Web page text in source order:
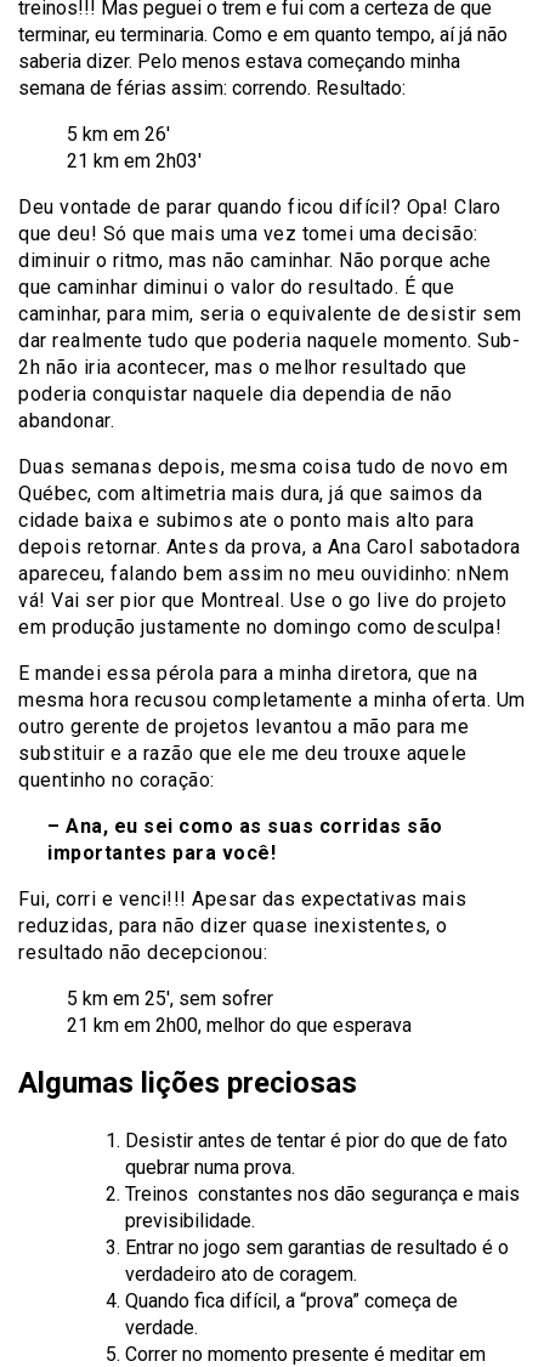
treinos!!! Mas peguei o trem e fui com a certeza de que
terminar, eu terminaria. Como e em quanto tempo, aí já não
saberia dizer. Pelo menos estava começando minha
semana de férias assim: correndo. Resultado:
5 km em 26′
21 km em 2h03′
Deu vontade de parar quando ficou difícil? Opa! Claro
que deu! Só que mais uma vez tomei uma decisão:
diminuir o ritmo, mas não caminhar. Não porque ache
que caminhar diminui o valor do resultado. É que
caminhar, para mim, seria o equivalente de desistir sem
dar realmente tudo que poderia naquele momento. Sub-
2h não iria acontecer, mas o melhor resultado que
poderia conquistar naquele dia dependia de não
abandonar.
Duas semanas depois, mesma coisa tudo de novo em
Québec, com altimetria mais dura, já que saimos da
cidade baixa e subimos ate o ponto mais alto para
depois retornar. Antes da prova, a Ana Carol sabotadora
apareceu, falando bem assim no meu ouvidinho: nNem
vá! Vai ser pior que Montreal. Use o go live do projeto
em produção justamente no domingo como desculpa!
E mandei essa pérola para a minha diretora, que na
mesma hora recusou completamente a minha oferta. Um
outro gerente de projetos levantou a mão para me
substituir e a razão que ele me deu trouxe aquele
quentinho no coração:
– Ana, eu sei como as suas corridas são
importantes para você!
Fui, corri e venci!!! Apesar das expectativas mais
reduzidas, para não dizer quase inexistentes, o
resultado não decepcionou:
5 km em 25′, sem sofrer
21 km em 2h00, melhor do que esperava
Algumas lições preciosas
Desistir antes de tentar é pior do que de fato
quebrar numa prova.
Treinos constantes nos dão segurança e mais
previsibilidade.
Entrar no jogo sem garantias de resultado é o
verdadeiro ato de coragem.
Quando fica difícil, a “prova” começa de
verdade.
Correr no momento presente é meditar em